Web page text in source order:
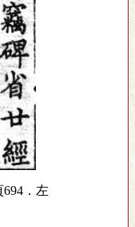
．左